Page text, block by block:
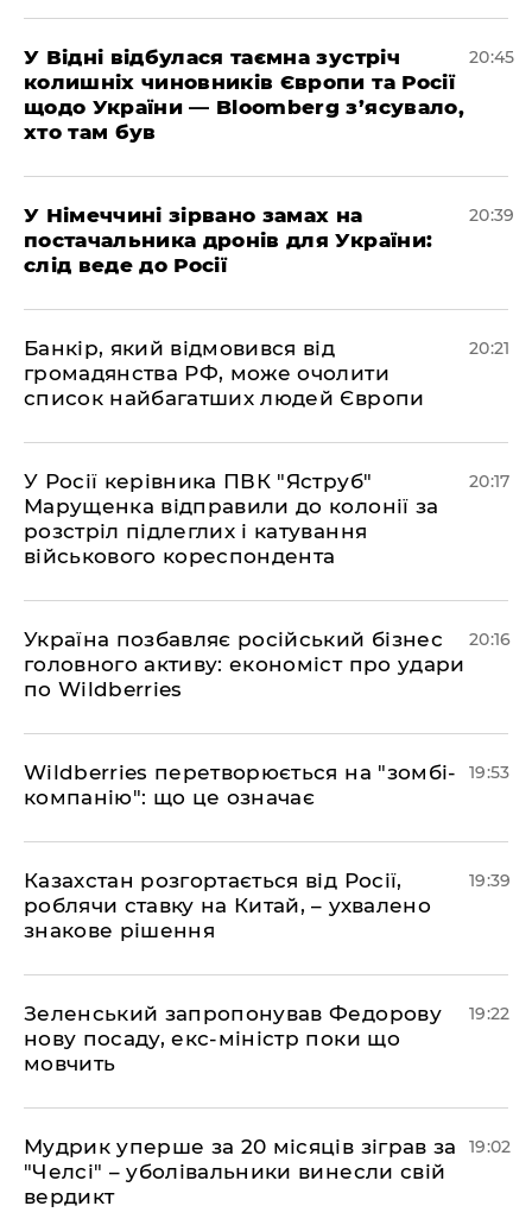
​У Відні відбулася таємна зустріч
колишніх чиновників Європи та Росії
щодо України — Bloomberg з’ясувало,
хто там був
20:45
​У Німеччині зірвано замах на
постачальника дронів для України:
слід веде до Росії
20:39
​Банкір, який відмовився від
громадянства РФ, може очолити
список найбагатших людей Європи
20:21
​У Росії керівника ПВК "Яструб"
Марущенка відправили до колонії за
розстріл підлеглих і катування
військового кореспондента
20:17
​Україна позбавляє російський бізнес
головного активу: економіст про удари
по Wildberries
20:16
​Wildberries перетворюється на "зомбі-
компанію": що це означає
19:53
​Казахстан розгортається від Росії,
роблячи ставку на Китай, – ухвалено
знакове рішення
19:39
​Зеленський запропонував Федорову
нову посаду, екс-міністр поки що
мовчить
19:22
​Мудрик уперше за 20 місяців зіграв за
"Челсі" – уболівальники винесли свій
вердикт
19:02